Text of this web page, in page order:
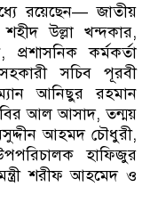
রয়েছেন— জাতীয়
উল্লা খন্দকার,
কর্মকর্তা
সচিব পূরবী
আনিছুর রহমান
আল আসাদ, তন্ময়
আহমদ চৌধুরী,
হাফিজুর
শরীফ আহমেদ ও